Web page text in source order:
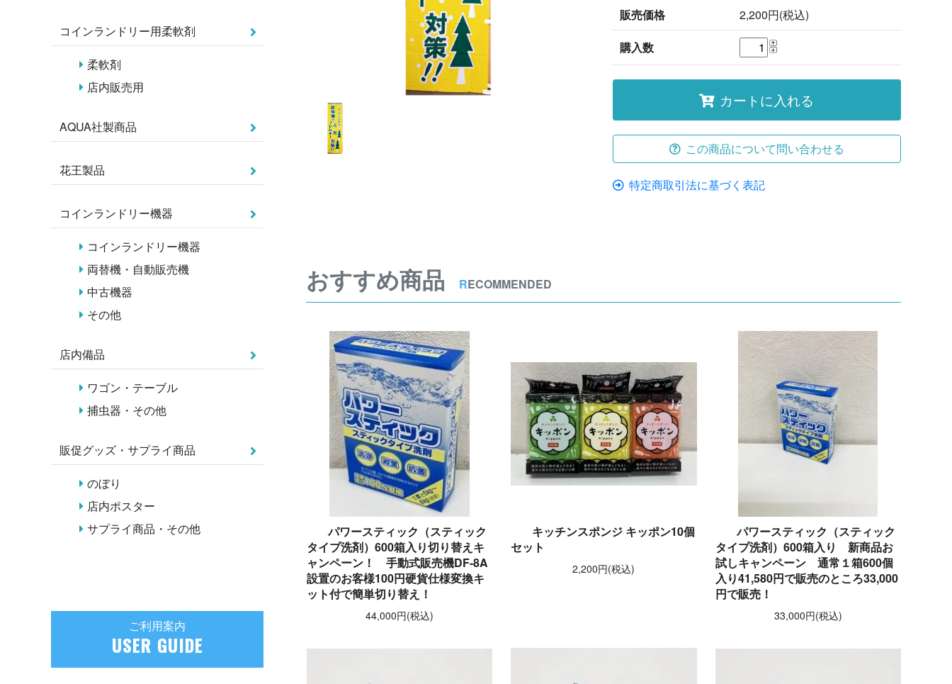
販売価格
2,200円(税込)
購入数
カートに入れる
この商品について問い合わせる
特定商取引法に基づく表記
おすすめ商品 RECOMMENDED
パワースティック（スティック
タイプ洗剤）600箱入り切り替えキ
ャンペーン！ 手動式販売機DF-8A
設置のお客様100円硬貨仕様変換キ
ット付で簡単切り替え！
44,000円(税込)
キッチンスポンジ キッポン10個
セット
2,200円(税込)
パワースティック（スティック
タイプ洗剤）600箱入り 新商品お
試しキャンペーン 通常１箱600個
入り41,580円で販売のところ33,000
円で販売！
33,000円(税込)
コインランドリー用柔軟剤
柔軟剤
店内販売用
AQUA社製商品
花王製品
コインランドリー機器
コインランドリー機器
両替機・自動販売機
中古機器
その他
店内備品
ワゴン・テーブル
捕虫器・その他
販促グッズ・サプライ商品
のぼり
店内ポスター
サプライ商品・その他
ご利用案内
USER GUIDE